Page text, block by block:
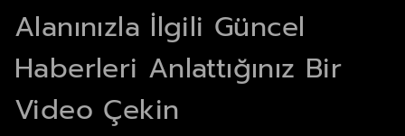
Alanınızla İlgili Güncel
Haberleri Anlattığınız Bir
Video Çekin